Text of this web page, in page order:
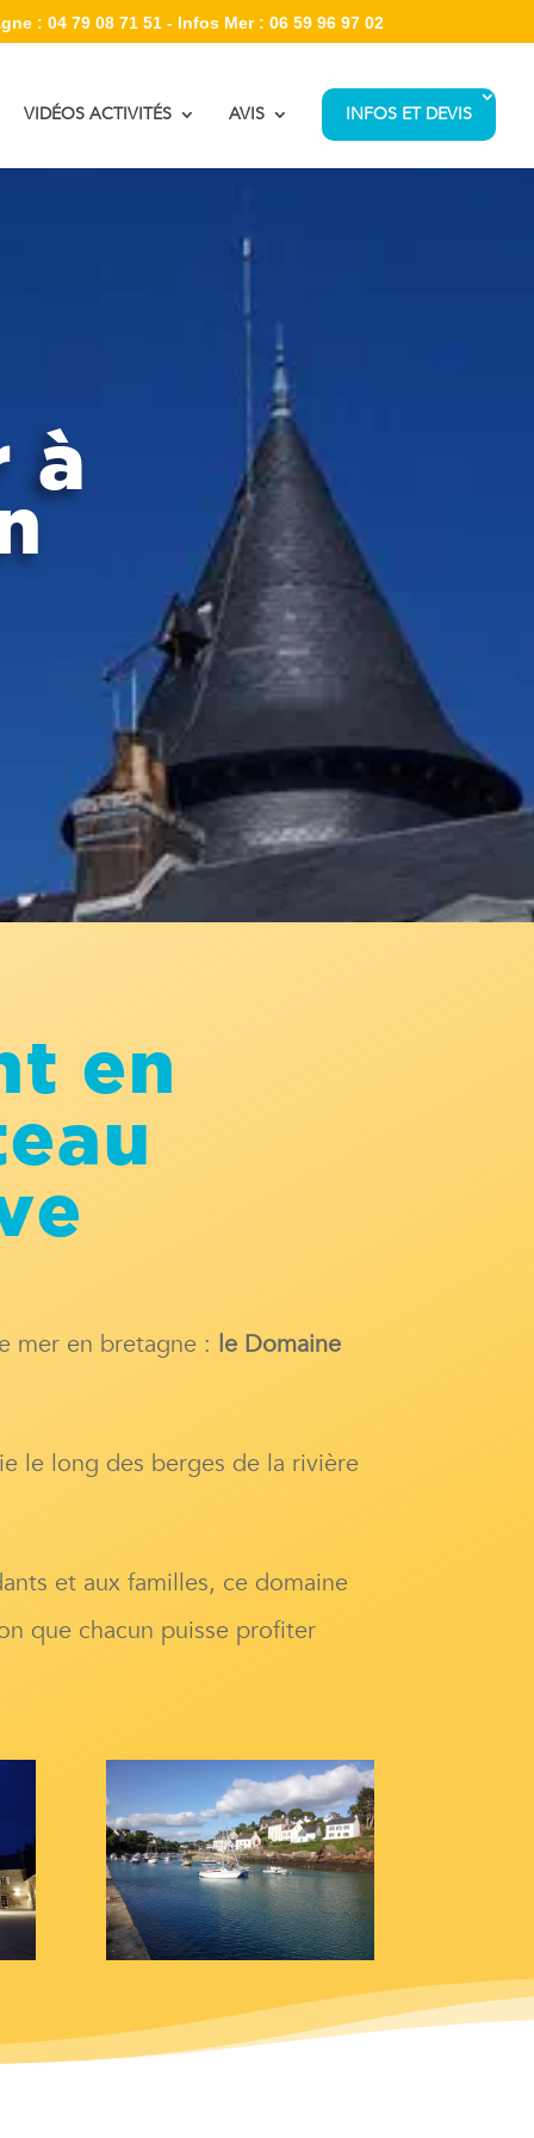
: 04 79 08 71 51 - Infos Mer : 06 59 96 97 02
VIDÉOS ACTIVITÉS AVIS INFOS ET DEVIS
à
en
mer en bretagne : le Domaine
le long des berges de la rivière
et aux familles, ce domaine
que chacun puisse profiter